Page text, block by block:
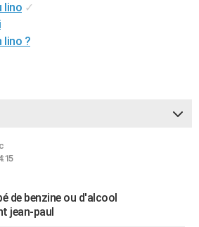
lino ✓
lino ?
de benzine ou d'alcool
jean-paul